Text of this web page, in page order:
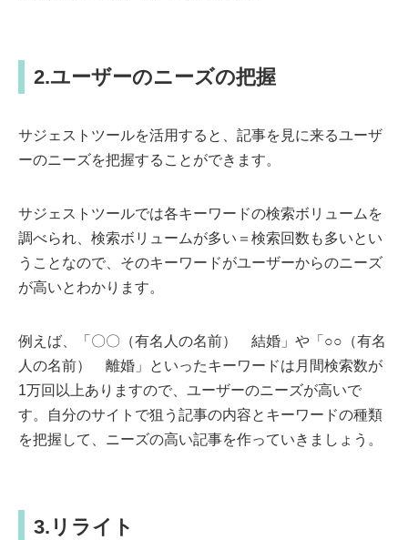
2.ユーザーのニーズの把握
サジェストツールを活用すると、記事を見に来るユーザ
ーのニーズを把握することができます。
サジェストツールでは各キーワードの検索ボリュームを
調べられ、検索ボリュームが多い＝検索回数も多いとい
うことなので、そのキーワードがユーザーからのニーズ
が高いとわかります。
例えば、「〇〇（有名人の名前） 結婚」や「○○（有名
人の名前） 離婚」といったキーワードは月間検索数が
1万回以上ありますので、ユーザーのニーズが高いで
す。自分のサイトで狙う記事の内容とキーワードの種類
を把握して、ニーズの高い記事を作っていきましょう。
3.リライト